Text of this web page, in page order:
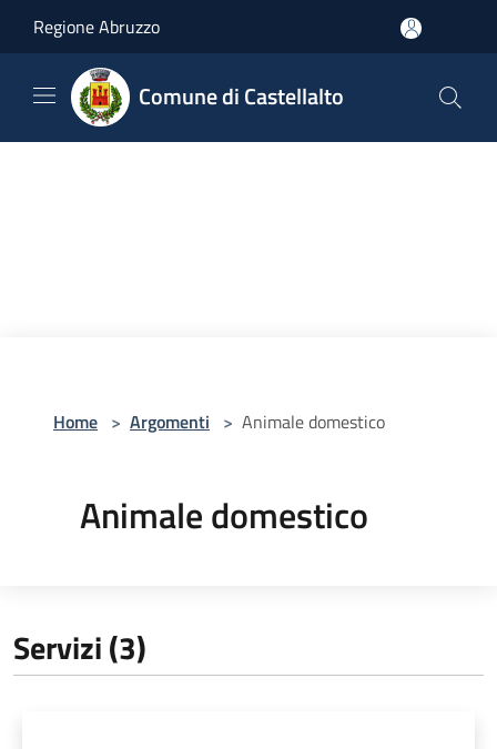
Regione Abruzzo
Comune di Castellalto
Home > Argomenti > Animale domestico
Animale domestico
Servizi (3)